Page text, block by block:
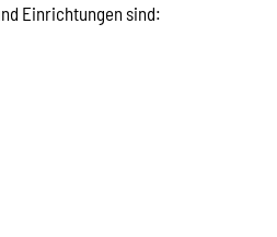
Einrichtungen sind: